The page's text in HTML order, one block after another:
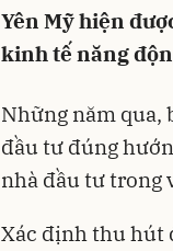
Yên Mỹ hiện
kinh tế năng
Những năm qua,
đầu tư đúng
nhà đầu tư trong
Xác định thu hút